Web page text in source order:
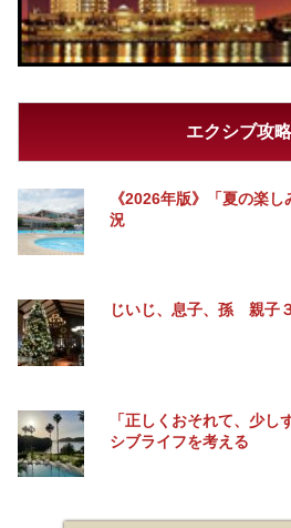
エクシブ攻
《2026年版》「夏の楽
況
じいじ、息子、孫 親子
「正しくおそれて、少し
シブライフを考える